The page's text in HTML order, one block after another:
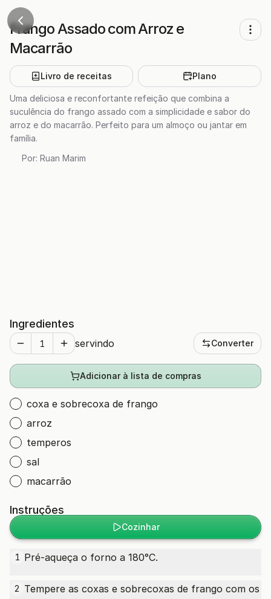
Frango Assado com Arroz e
Macarrão
Livro de receitas Plano
Uma deliciosa e reconfortante refeição que combina a
suculência do frango assado com a simplicidade e sabor do
arroz e do macarrão. Perfeito para um almoço ou jantar em
família.
Por: Ruan Marim
Ingredientes
servindo Converter
Adicionar à lista de compras
coxa e sobrecoxa de frango
arroz
temperos
sal
macarrão
Instruções
Cozinhar
1 Pré-aqueça o forno a 180°C.
2 Tempere as coxas e sobrecoxas de frango com os